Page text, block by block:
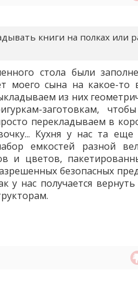
книги на полках или
стола были
моего сына на какое-
из них
заготовкам,
перекладываем в
Кухня у нас та еще
емкостей разной
и цветов,
безопасных
у нас получается